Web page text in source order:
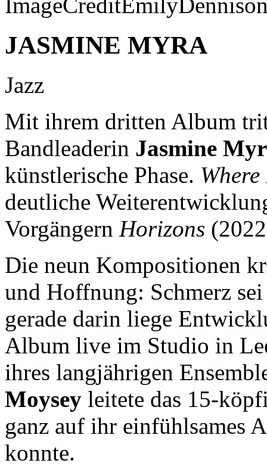
JASMINE MYRA
Jazz
Mit ihrem dritten Album
Bandleaderin Jasmine
künstlerische Phase.
deutliche
Vorgängern Horizons
Die neun Kompositionen
und Hoffnung: Schmerz
gerade darin liege
Album live im Studio in
ihres langjährigen
Moysey leitete das 15-
ganz auf ihr einfühlsames
konnte.